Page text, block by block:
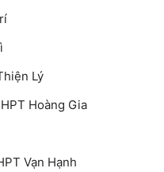
Lý
Hoàng Gia
Vạn Hạnh